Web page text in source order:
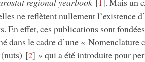
regional yearbook[1]. Mais un
ne reflètent nullement l’existence
En effet, ces publications sont
dans le cadre d’une «
[2] » qui a été introduite pour